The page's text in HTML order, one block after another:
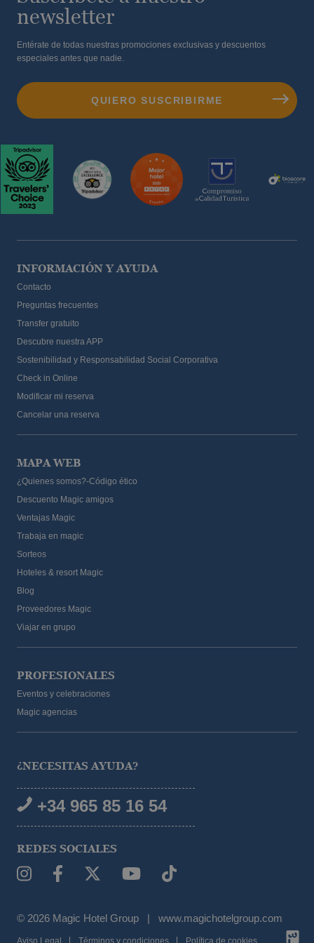
newsletter
Entérate de todas nuestras promociones exclusivas y descuentos
especiales antes que nadie.
INFORMACIÓN Y AYUDA
Contacto
Preguntas frecuentes
Transfer gratuito
Descubre nuestra APP
Sostenibilidad y Responsabilidad Social Corporativa
Check in Online
Modificar mi reserva
Cancelar una reserva
MAPA WEB
¿Quienes somos?-Código ético
Descuento Magic amigos
Ventajas Magic
Trabaja en magic
Sorteos
Hoteles & resort Magic
Blog
Proveedores Magic
Viajar en grupo
PROFESIONALES
Eventos y celebraciones
Magic agencias
¿NECESITAS AYUDA?
+34 965 85 16 54
REDES SOCIALES
© 2026 Magic Hotel Group | www.magichotelgroup.com
Aviso Legal Términos y condiciones Política de cookies